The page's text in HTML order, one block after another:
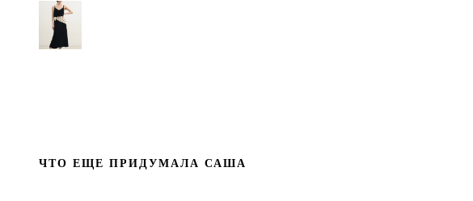
ЧТО ЕЩЕ ПРИДУМАЛА САША